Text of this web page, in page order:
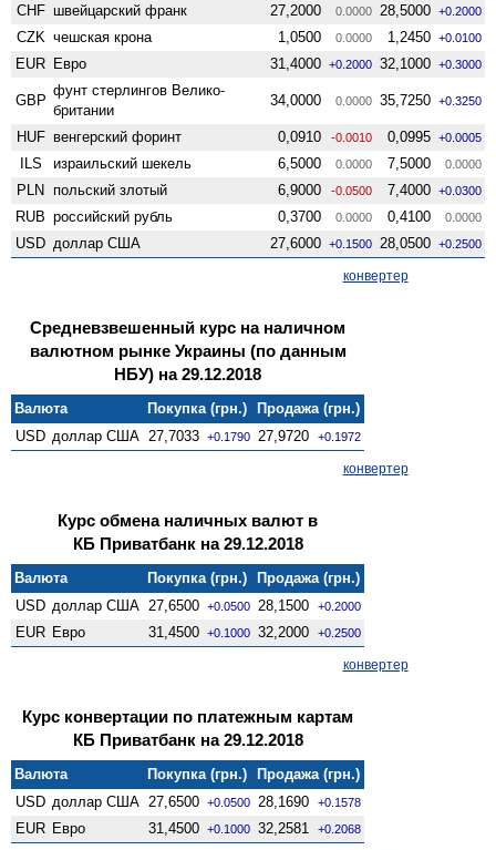
CHF швейцарский франк 27,2000 0.0000 28,5000 +0.2000
CZK чешская крона 1,0500 0.0000 1,2450 +0.0100
EUR Евро 31,4000 +0.2000 32,1000 +0.3000
GBP
фунт стерлингов Велико­
британии
34,0000 0.0000 35,7250 +0.3250
HUF венгерский форинт 0,0910 -0.0010 0,0995 +0.0005
ILS израильский шекель 6,5000 0.0000 7,5000 0.0000
PLN польский злотый 6,9000 -0.0500 7,4000 +0.0300
RUB российский рубль 0,3700 0.0000 0,4100 0.0000
USD доллар США 27,6000 +0.1500 28,0500 +0.2500
конвертер
Средневзвешенный курс на наличном
валютном рынке Украины (по данным
НБУ) на 29.12.2018
Валюта Покупка (грн.)
Продажа (грн.)
USD доллар США 27,7033 +0.1790 27,9720 +0.1972
конвертер
Курс обмена наличных валют в
КБ Приватбанк на 29.12.2018
Валюта Покупка (грн.)
Продажа (грн.)
USD доллар США 27,6500 +0.0500 28,1500 +0.2000
EUR Евро 31,4500 +0.1000 32,2000 +0.2500
конвертер
Курс конвертации по платежным картам
КБ Приватбанк на 29.12.2018
Валюта Покупка (грн.)
Продажа (грн.)
USD доллар США 27,6500 +0.0500 28,1690 +0.1578
EUR Евро 31,4500 +0.1000 32,2581 +0.2068